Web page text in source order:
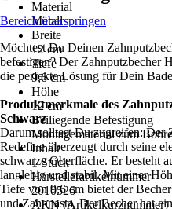
Material
Metall
Breite
12 cm
Tiefe
9,6 cm
Höhe
12 cm
Beiliegende Befestigung
Montagematerial zum
Inhalt
1 Stück
Herstellerartikelnummer
2010526
AKN (Artikelkurznummer)
Bereich überspringen
Möchtest Du Deinen
befestigen? Der
die perfekte Lösung für Dein
Produktmerkmale des
Schwarz
Darum solltest Du zugreifen:
Redefine überzeugt durch seine
schwarze Oberfläche. Er besteht
langlebig und stabil. Mit einer
Tiefe von 9,6 cm bietet der
und Zahnpasta. Der Becher hat